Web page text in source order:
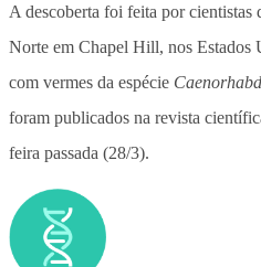
A descoberta foi feita por
Norte em Chapel Hill, nos Estados
com vermes da espécie
foram publicados na revista
feira passada (28/3).